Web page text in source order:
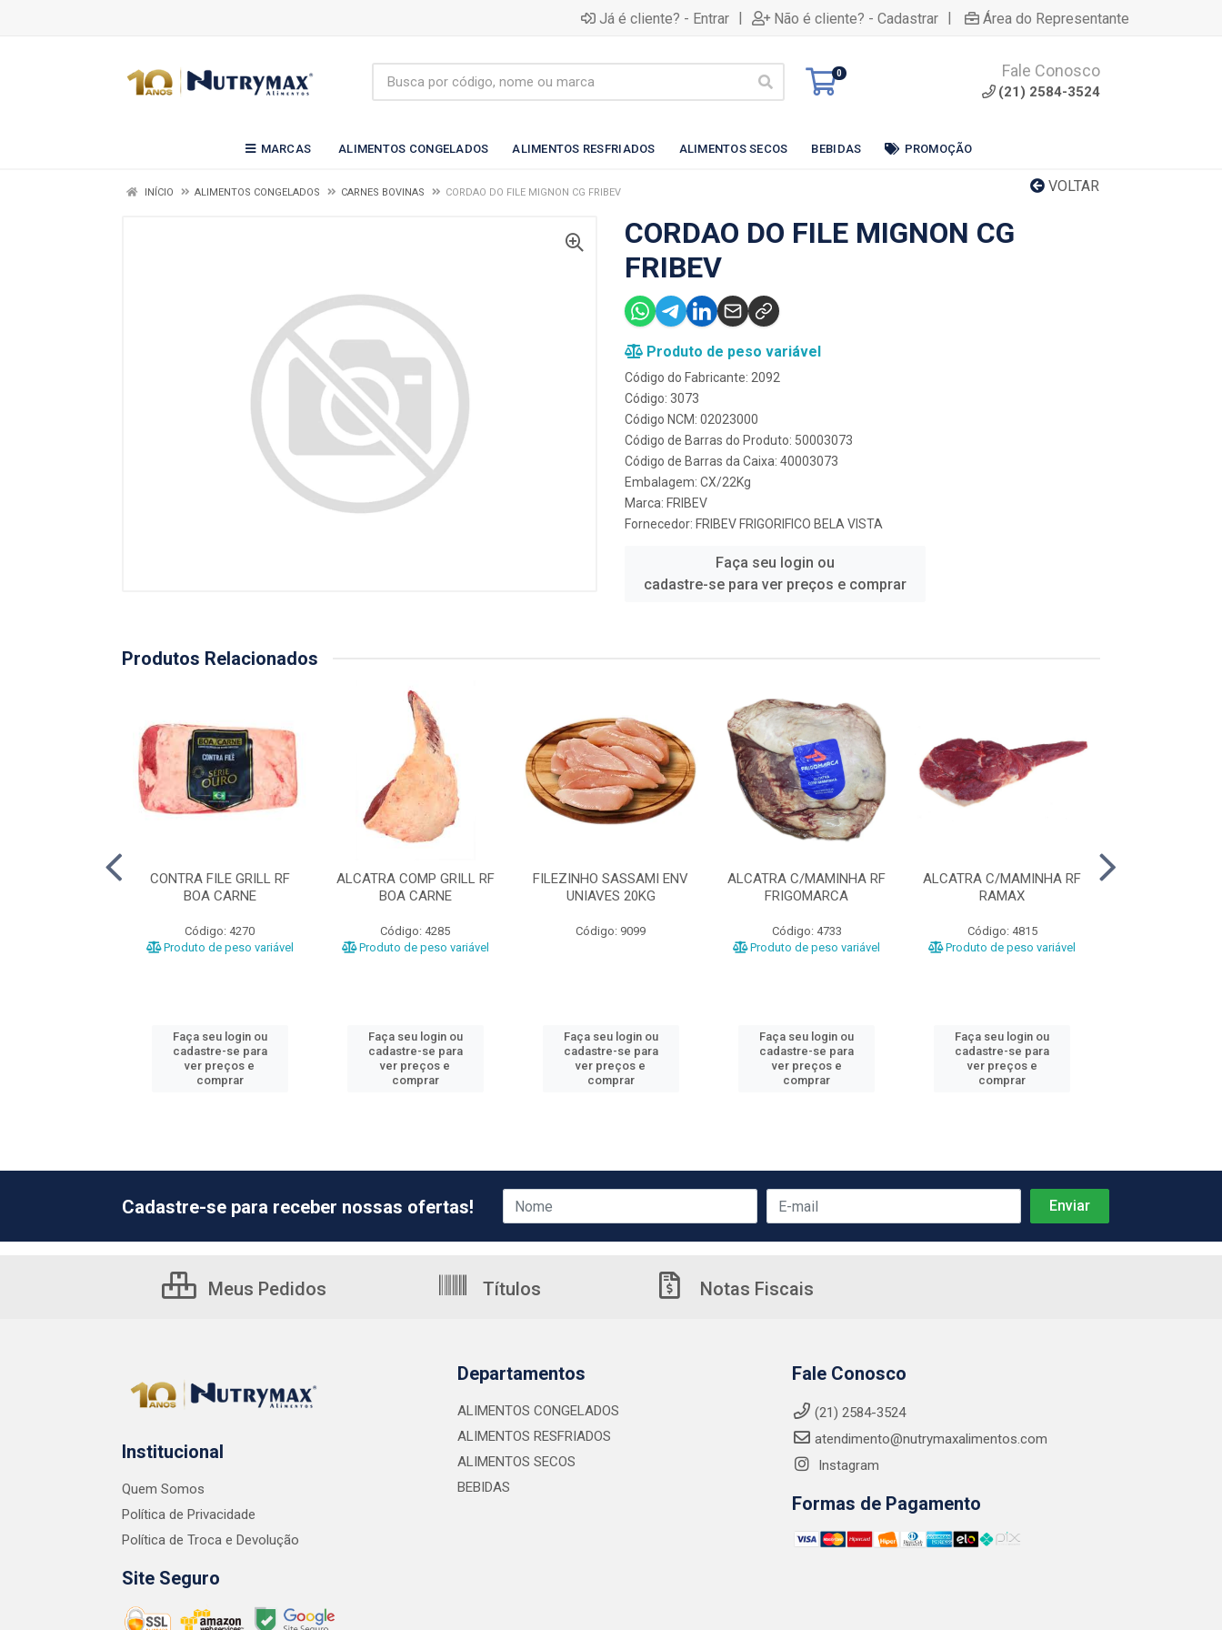
Já é cliente? - Entrar | Não é cliente? - Cadastrar | Área do Representante
0 Fale Conosco
(21) 2584-3524
MARCAS ALIMENTOS CONGELADOS ALIMENTOS RESFRIADOS ALIMENTOS SECOS BEBIDAS PROMOÇÃO
VOLTAR
INÍCIO ALIMENTOS CONGELADOS CARNES BOVINAS CORDAO DO FILE MIGNON CG FRIBEV
CORDAO DO FILE MIGNON CG
FRIBEV
Produto de peso variável
Código do Fabricante: 2092
Código: 3073
Código NCM: 02023000
Código de Barras do Produto: 50003073
Código de Barras da Caixa: 40003073
Embalagem: CX/22Kg
Marca: FRIBEV
Fornecedor: FRIBEV FRIGORIFICO BELA VISTA
Faça seu login ou
cadastre-se para ver preços e comprar
Produtos Relacionados
CONTRA FILE GRILL RF
BOA CARNE
Código: 4270
Produto de peso variável
Faça seu login ou
cadastre-se para
ver preços e
comprar
ALCATRA COMP GRILL RF
BOA CARNE
Código: 4285
Produto de peso variável
Faça seu login ou
cadastre-se para
ver preços e
comprar
FILEZINHO SASSAMI ENV
UNIAVES 20KG
Código: 9099
Faça seu login ou
cadastre-se para
ver preços e
comprar
ALCATRA C/MAMINHA RF
FRIGOMARCA
Código: 4733
Produto de peso variável
Faça seu login ou
cadastre-se para
ver preços e
comprar
ALCATRA C/MAMINHA RF
RAMAX
Código: 4815
Produto de peso variável
Faça seu login ou
cadastre-se para
ver preços e
comprar
Cadastre-se para receber nossas ofertas!
Meus Pedidos Títulos Notas Fiscais
Institucional
Quem Somos
Política de Privacidade
Política de Troca e Devolução
Site Seguro
Departamentos
ALIMENTOS CONGELADOS
ALIMENTOS RESFRIADOS
ALIMENTOS SECOS
BEBIDAS
Fale Conosco
(21) 2584-3524
atendimento@nutrymaxalimentos.com
Instagram
Formas de Pagamento